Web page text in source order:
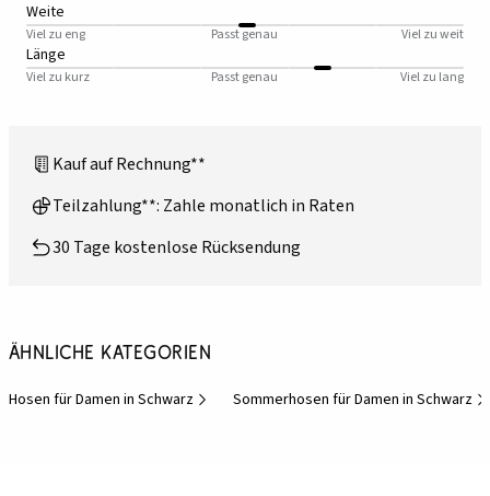
Weite
Viel zu eng Passt genau Viel zu weit
Länge
Viel zu kurz Passt genau Viel zu lang
Kauf auf Rechnung**
Teilzahlung**: Zahle monatlich in Raten
30 Tage kostenlose Rücksendung
Ähnliche Kategorien
Hosen für Damen in Schwarz Sommerhosen für Damen in Schwarz